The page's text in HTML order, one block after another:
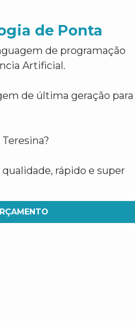
de Ponta
de programação
Artificial.
de última geração para
rápido e super